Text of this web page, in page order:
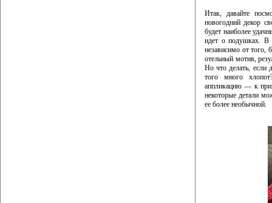
Итак, давайте
новогодний декор
будет наиболее
идет о подушках. В
независимо от того,
отельный мотив,
Но что делать, если
того много
аппликацию — к
некоторые детали
ее более необычной.